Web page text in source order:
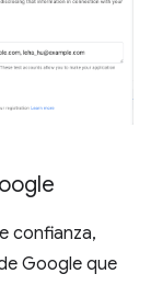
confianza,
Google que